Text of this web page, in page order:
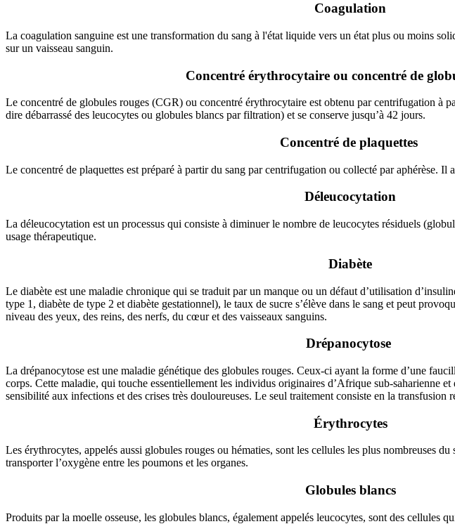
Coagulation
La coagulation sanguine est une transformation du sang à l'état liquide vers un état plus ou moins
sur un vaisseau sanguin.
Concentré érythrocytaire ou concentré de
Le concentré de globules rouges (CGR) ou concentré érythrocytaire est obtenu par centrifugation à
dire débarrassé des leucocytes ou globules blancs par filtration) et se conserve jusqu’à 42 jours.
Concentré de plaquettes
Le concentré de plaquettes est préparé à partir du sang par centrifugation ou collecté par aphérèse. Il
Déleucocytation
La déleucocytation est un processus qui consiste à diminuer le nombre de leucocytes résiduels
usage thérapeutique.
Diabète
Le diabète est une maladie chronique qui se traduit par un manque ou un défaut d’utilisation
type 1, diabète de type 2 et diabète gestationnel), le taux de sucre s’élève dans le sang et peut
niveau des yeux, des reins, des nerfs, du cœur et des vaisseaux sanguins.
Drépanocytose
La drépanocytose est une maladie génétique des globules rouges. Ceux-ci ayant la forme d’une
corps. Cette maladie, qui touche essentiellement les individus originaires d’Afrique sub-saharienne
sensibilité aux infections et des crises très douloureuses. Le seul traitement consiste en la transfusion
Érythrocytes
Les érythrocytes, appelés aussi globules rouges ou hématies, sont les cellules les plus nombreuses
transporter l’oxygène entre les poumons et les organes.
Globules blancs
Produits par la moelle osseuse, les globules blancs, également appelés leucocytes, sont des cellules